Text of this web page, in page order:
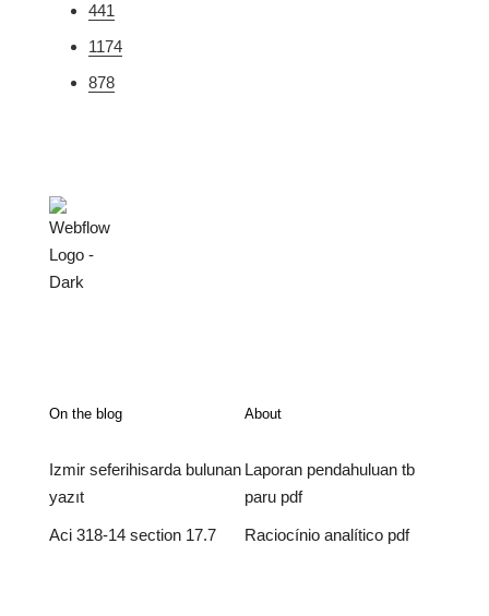
441
1174
878
On the blog
Izmir seferihisarda bulunan
yazıt
Aci 318-14 section 17.7
About
Laporan pendahuluan tb
paru pdf
Raciocínio analítico pdf